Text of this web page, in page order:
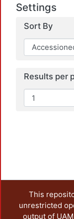
Settings
Sort By
Results per
This
unrestricted
output of